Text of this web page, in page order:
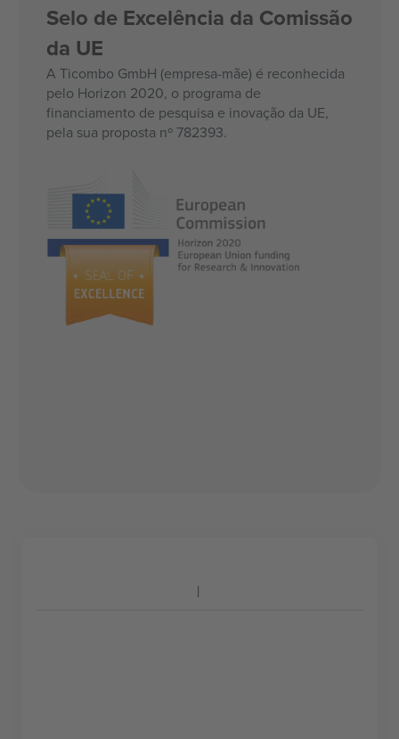
Selo de Excelência da Comissão
da UE
A Ticombo GmbH (empresa-mãe) é reconhecida
pelo Horizon 2020, o programa de
financiamento de pesquisa e inovação da UE,
pela sua proposta nº 782393.